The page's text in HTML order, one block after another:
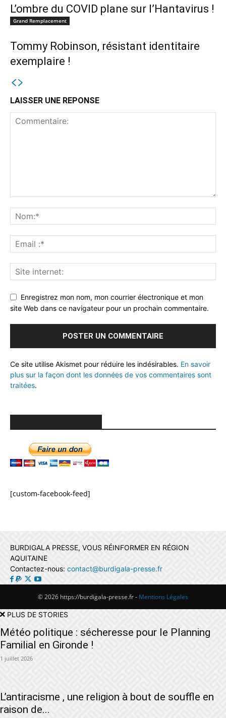
L’ombre du COVID plane sur l’Hantavirus !
Grand Remplacement
Tommy Robinson, résistant identitaire
exemplaire !
LAISSER UNE REPONSE
Enregistrez mon nom, mon courrier électronique et mon
site Web dans ce navigateur pour un prochain commentaire.
Ce site utilise Akismet pour réduire les indésirables. En savoir
plus sur la façon dont les données de vos commentaires sont
traitées.
[custom-facebook-feed]
BURDIGALA PRESSE, VOUS RÉINFORMER EN RÉGION
AQUITAINE
Contactez-nous: contact@burdigala-presse.fr
© 2026 https://burdigala-presse.fr - Mentions Légales
PLUS DE STORIES
Météo politique : sécheresse pour le Planning
Familial en Gironde !
1 juillet 2026
L’antiracisme , une religion à bout de souffle en
raison de...